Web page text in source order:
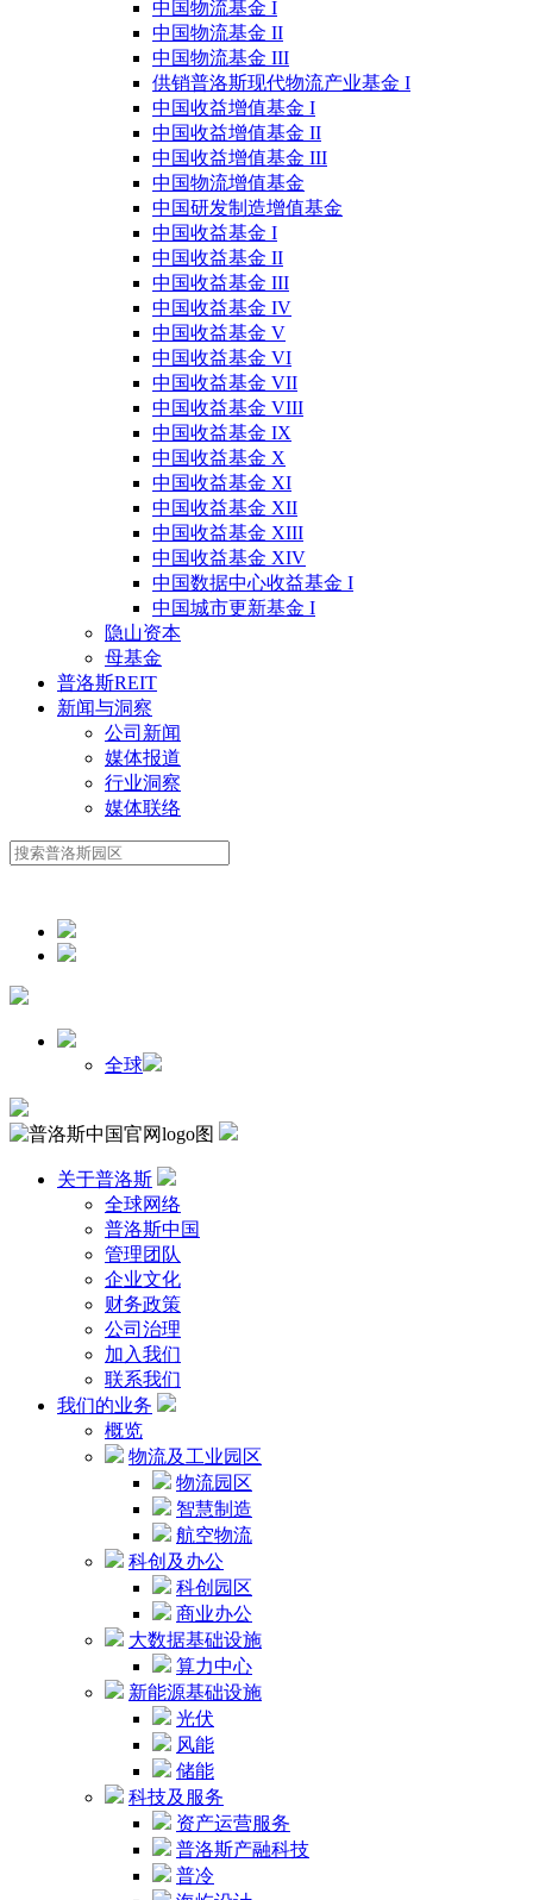
中国物流基金 I
中国物流基金 II
中国物流基金 III
供销普洛斯现代物流产业基金 I
中国收益增值基金 I
中国收益增值基金 II
中国收益增值基金 III
中国物流增值基金
中国研发制造增值基金
中国收益基金 I
中国收益基金 II
中国收益基金 III
中国收益基金 IV
中国收益基金 V
中国收益基金 VI
中国收益基金 VII
中国收益基金 VIII
中国收益基金 IX
中国收益基金 X
中国收益基金 XI
中国收益基金 XII
中国收益基金 XIII
中国收益基金 XIV
中国数据中心收益基金 I
中国城市更新基金 I
隐山资本
母基金
普洛斯REIT
新闻与洞察
公司新闻
媒体报道
行业洞察
媒体联络
全球
关于普洛斯
全球网络
普洛斯中国
管理团队
企业文化
财务政策
公司治理
加入我们
联系我们
我们的业务
概览
物流及工业园区
物流园区
智慧制造
航空物流
科创及办公
科创园区
商业办公
大数据基础设施
算力中心
新能源基础设施
光伏
风能
储能
科技及服务
资产运营服务
普洛斯产融科技
普冷